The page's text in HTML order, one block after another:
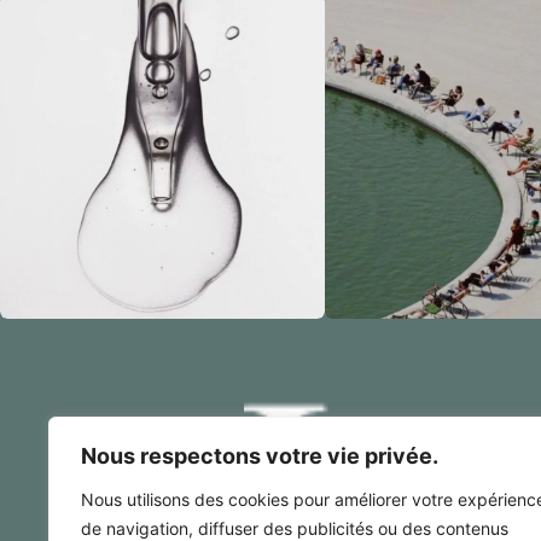
Nous respectons votre vie privée.
Nous utilisons des cookies pour améliorer votre
de navigation, diffuser des publicités ou des contenus